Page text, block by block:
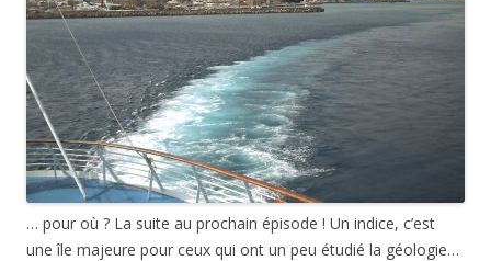
… pour où ? La suite au prochain épisode ! Un indice, c’est
une île majeure pour ceux qui ont un peu étudié la géologie…